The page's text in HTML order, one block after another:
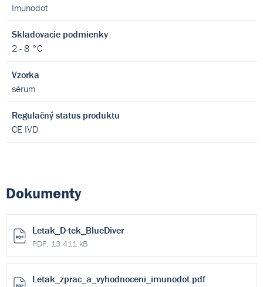
Imunodot
Skladovacie podmienky
2 - 8 °C
Vzorka
sérum
Regulačný status produktu
CE IVD
Dokumenty
Letak_D-tek_BlueDiver
PDF, 13 411 kB
Letak_zprac_a_vyhodnoceni_imunodot.pdf